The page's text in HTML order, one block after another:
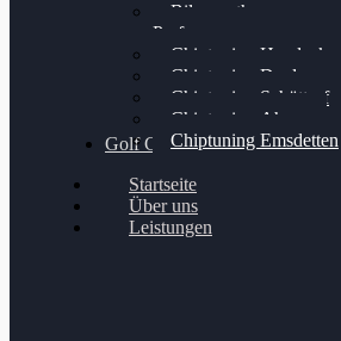
Bilgenroth
Performance
Chiptuning Herzlacke
Chiptuning Duelmen
Chiptuning Schüttorf
Chiptuning Ahaus
Chiptuning Emsdetten
Golf Gewinnspiel
Startseite
Über uns
Leistungen